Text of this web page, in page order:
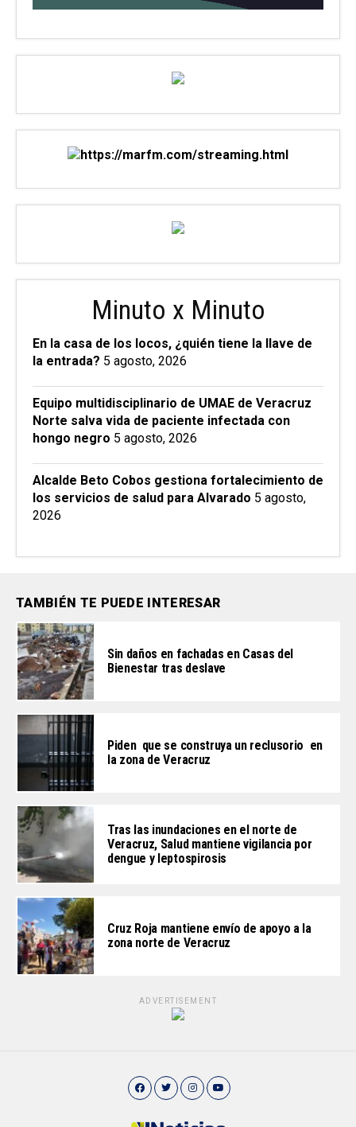
Minuto x Minuto
En la casa de los locos, ¿quién tiene la llave de
la entrada? 5 agosto, 2026
Equipo multidisciplinario de UMAE de Veracruz
Norte salva vida de paciente infectada con
hongo negro 5 agosto, 2026
Alcalde Beto Cobos gestiona fortalecimiento de
los servicios de salud para Alvarado 5 agosto,
2026
TAMBIÉN TE PUEDE INTERESAR
Sin daños en fachadas en Casas del
Bienestar tras deslave
Piden que se construya un reclusorio en
la zona de Veracruz
Tras las inundaciones en el norte de
Veracruz, Salud mantiene vigilancia por
dengue y leptospirosis
Cruz Roja mantiene envío de apoyo a la
zona norte de Veracruz
ADVERTISEMENT